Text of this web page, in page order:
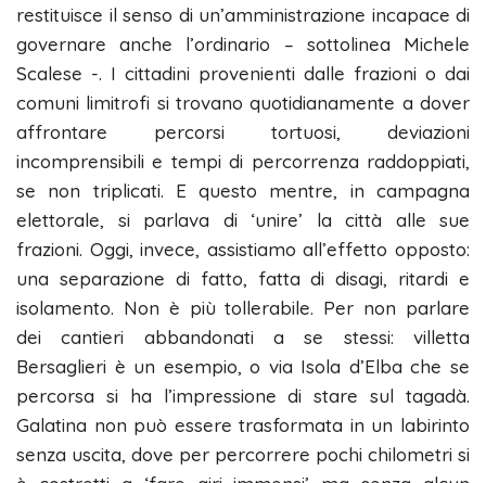
restituisce il senso di un’amministrazione incapace di
governare anche l’ordinario – sottolinea Michele
Scalese -. I cittadini provenienti dalle frazioni o dai
comuni limitrofi si trovano quotidianamente a dover
affrontare percorsi tortuosi, deviazioni
incomprensibili e tempi di percorrenza raddoppiati,
se non triplicati. E questo mentre, in campagna
elettorale, si parlava di ‘unire’ la città alle sue
frazioni. Oggi, invece, assistiamo all’effetto opposto:
una separazione di fatto, fatta di disagi, ritardi e
isolamento. Non è più tollerabile. Per non parlare
dei cantieri abbandonati a se stessi: villetta
Bersaglieri è un esempio, o via Isola d’Elba che se
percorsa si ha l’impressione di stare sul tagadà.
Galatina non può essere trasformata in un labirinto
senza uscita, dove per percorrere pochi chilometri si